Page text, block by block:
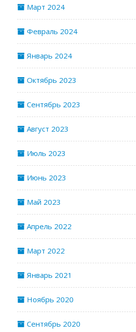
Март 2024
Февраль 2024
Январь 2024
Октябрь 2023
Сентябрь 2023
Август 2023
Июль 2023
Июнь 2023
Май 2023
Апрель 2022
Март 2022
Январь 2021
Ноябрь 2020
Сентябрь 2020